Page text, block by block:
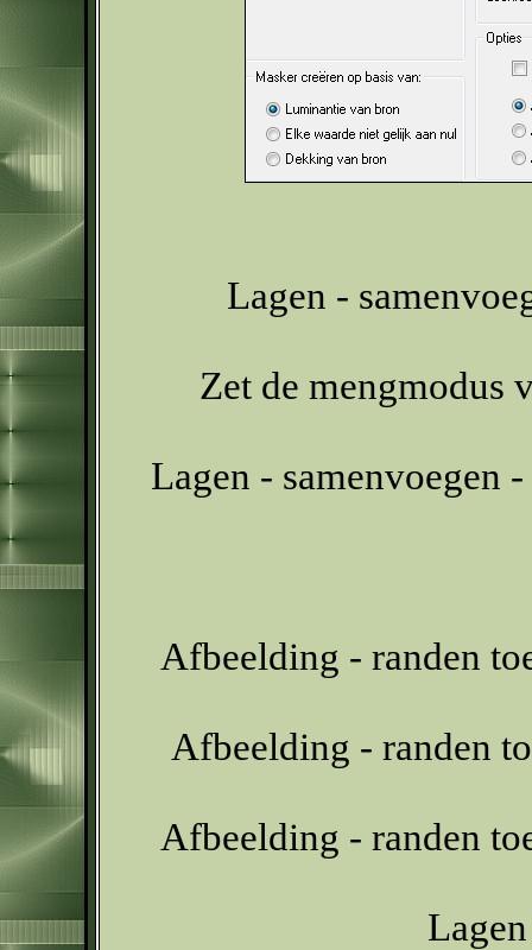
Lagen -
Zet de mengmodus
Lagen - samenvoegen
Afbeelding - randen
Afbeelding - randen
Afbeelding - randen